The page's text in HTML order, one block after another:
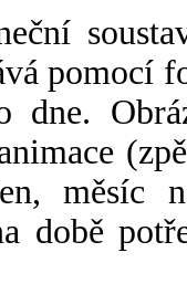
pomocí
dne.
měsíc
době